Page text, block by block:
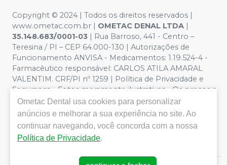
Copyright © 2024 | Todos os direitos reservados |
www.ometac.com.br | OMETAC DENAL LTDA |
35.148.683/0001-03 | Rua Barroso, 441 - Centro –
Teresina / PI – CEP 64.000-130 | Autorizações de
Funcionamento ANVISA - Medicamentos: 1.19.524-4 -
Farmacêutico responsável: CARLOS ATILA AMARAL
VALENTIM. CRF/PI nº 1259 | Política de Privacidade e
Segurança - Fotos meramente ilustrativas - Os preços e
condições da loja virtual estão sujeitos a alterações. Em
caso de divergência de preços no site, o valor válido é o
do Carrinho de Compra. Não vendemos por atacado
por isso nos reservamos o direito de não atender
compras de grandes volumes pelo site.
Ometac Dental usa cookies para personalizar
anúncios e melhorar a sua experiência no site. Ao
continuar navegando, você concorda com a nossa
Política de Privacidade.